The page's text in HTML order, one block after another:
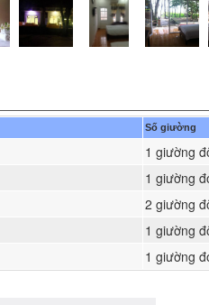
Số giường
1 giường
1 giường
2 giường
1 giường
1 giường